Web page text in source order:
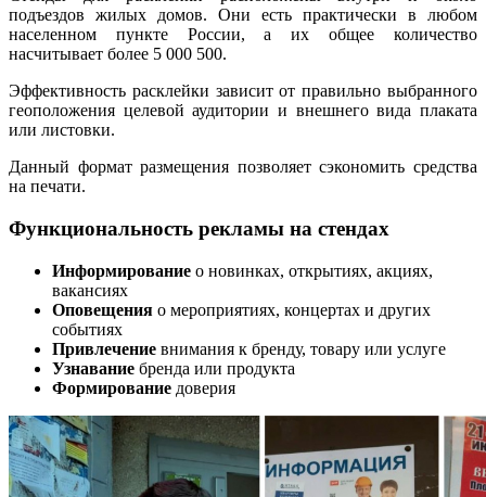
подъездов жилых домов. Они есть практически в любом
населенном пункте России, а их общее количество
насчитывает более 5 000 500.
Эффективность расклейки зависит от правильно выбранного
геоположения целевой аудитории и внешнего вида плаката
или листовки.
Данный формат размещения позволяет сэкономить средства
на печати.
Функциональность рекламы на стендах
Информирование о новинках, открытиях, акциях,
вакансиях
Оповещения о мероприятиях, концертах и других
событиях
Привлечение внимания к бренду, товару или услуге
Узнавание бренда или продукта
Формирование доверия